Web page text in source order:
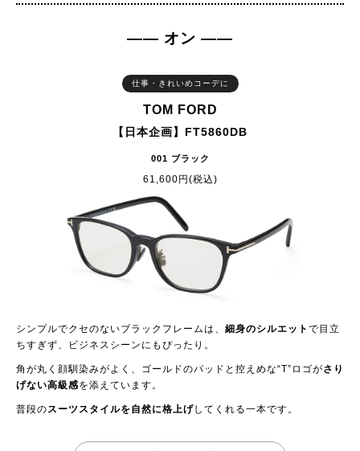
—— オン ——
仕事・きれいめコーデに
TOM FORD
【日本企画】FT5860DB
001 ブラック
61,600円(税込)
シンプルでクセのないブラックフレームは、 細身のシルエット で目立
ちすぎず、ビジネスシーンにもぴったり。
角が丸く顔馴染みがよく、ゴールドのパッドと控えめな“T”ロゴがさり
げない高級感を添えています。
普段のスーツスタイルを自然に格上げしてくれる一本です。